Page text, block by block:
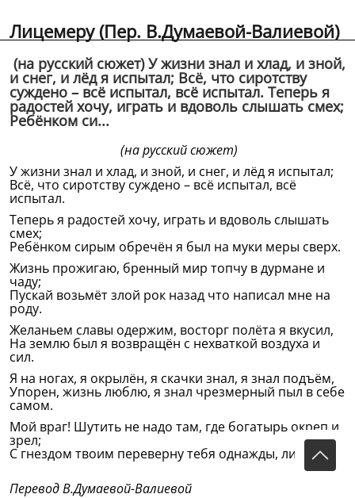
Лицемеру (Пер. В.Думаевой-Валиевой)
(на русский сюжет) У жизни знал и хлад, и зной,
и снег, и лёд я испытал; Всё, что сиротству
суждено – всё испытал, всё испытал. Теперь я
радостей хочу, играть и вдоволь слышать смех;
Ребёнком си...
(на русский сюжет)
У жизни знал и хлад, и зной, и снег, и лёд я испытал;
Всё, что сиротству суждено – всё испытал, всё
испытал.
Теперь я радостей хочу, играть и вдоволь слышать
смех;
Ребёнком сирым обречён я был на муки меры сверх.
Жизнь прожигаю, бренный мир топчу в дурмане и
чаду;
Пускай возьмёт злой рок назад что написал мне на
роду.
Желаньем славы одержим, восторг полёта я вкусил,
На землю был я возвращён с нехваткой воздуха и
сил.
Я на ногах, я окрылён, я скачки знал, я знал подъём,
Упорен, жизнь люблю, я знал чрезмерный пыл в себе
самом.
Мой враг! Шутить не надо там, где богатырь окреп и
зрел;
С гнездом твоим переверну тебя однажды, лицемер!
Перевод В.Думаевой-Валиевой